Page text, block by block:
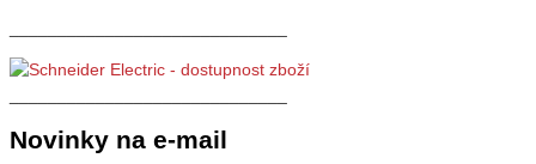
Novinky na e-mail